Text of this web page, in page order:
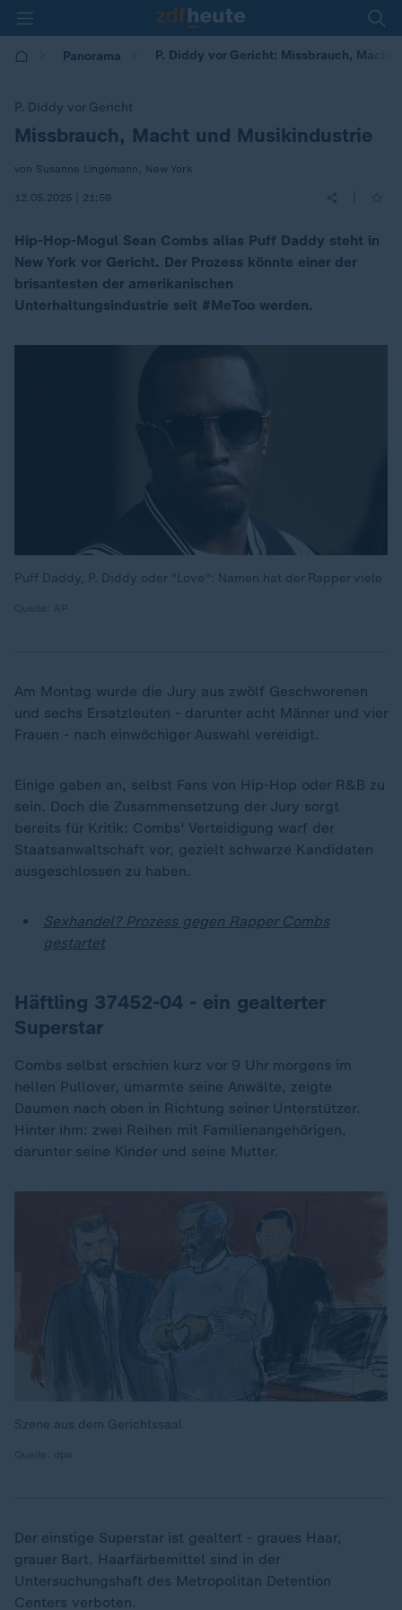
Panorama P. Diddy vor Gericht: Missbrauch, Macht
P. Diddy vor Gericht
:Missbrauch, Macht und Musikindustrie
von Susanne Lingemann, New York
12.05.2025 | 21:59
Hip-Hop-Mogul Sean Combs alias Puff Daddy steht in
New York vor Gericht. Der Prozess könnte einer der
brisantesten der amerikanischen
Unterhaltungsindustrie seit #MeToo werden.
Puff Daddy, P. Diddy oder "Love": Namen hat der Rapper viele
Am Montag wurde die Jury aus zwölf Geschworenen
und sechs Ersatzleuten - darunter acht Männer und vier
Frauen - nach einwöchiger Auswahl vereidigt.
Einige gaben an, selbst Fans von Hip-Hop oder R&B zu
sein. Doch die Zusammensetzung der Jury sorgt
bereits für Kritik: Combs' Verteidigung warf der
Staatsanwaltschaft vor, gezielt schwarze Kandidaten
ausgeschlossen zu haben.
Sexhandel? Prozess gegen Rapper Combs
gestartet
Häftling 37452-04 - ein gealterter
Superstar
Combs selbst erschien kurz vor 9 Uhr morgens im
hellen Pullover, umarmte seine Anwälte, zeigte
Daumen nach oben in Richtung seiner Unterstützer.
Hinter ihm: zwei Reihen mit Familienangehörigen,
darunter seine Kinder und seine Mutter.
Szene aus dem Gerichtssaal
Der einstige Superstar ist gealtert - graues Haar,
grauer Bart. Haarfärbemittel sind in der
Untersuchungshaft des Metropolitan Detention
Centers verboten.